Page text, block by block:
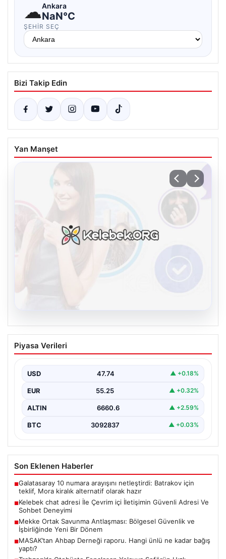
☁Ankara
NaN°C
ŞEHIR SEÇ
Bizi Takip Edin
Yan Manşet
Kelebek chat adresi İle Çevrim içi
İletişimin Güvenli Adresi Ve Sohbet
Sanal çağında bireylerin kaliteli bir tarzda irtibat kurması
Piyasa Verileri
USD 47.74 ▲ +0.18%
EUR 55.25 ▲ +0.32%
ALTIN 6660.6 ▲ +2.59%
BTC 3092837 ▲ +0.03%
Son Eklenen Haberler
■Galatasaray 10 numara arayışını netleştirdi: Batrakov için
teklif, Mora kiralık alternatif olarak hazır
■Kelebek chat adresi İle Çevrim içi İletişimin Güvenli Adresi Ve
Sohbet Deneyimi
■Mekke Ortak Savunma Antlaşması: Bölgesel Güvenlik ve
İşbirliğinde Yeni Bir Dönem
■MASAK’tan Ahbap Derneği raporu. Hangi ünlü ne kadar bağış
yaptı?